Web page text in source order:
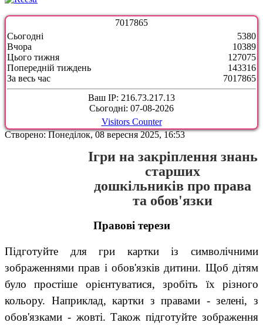
7017865
Сьогодні
Вчора
Цього тижня
Попередній тиждень
За весь час
5380
10389
127075
143316
7017865
Ваш IP: 216.73.217.13
Сьогодні: 07-08-2026
Visitors Counter
Створено: Понеділок, 08 вересня 2025, 16:53
Ігри на закріплення знань
старших
дошкільників про права
та обов'язки
Правові терези
Підготуйте для гри картки із символічними
зображеннями прав і обов'язків дитини. Щоб дітям
було простіше орієнтуватися, зробіть їх різного
кольору. Наприклад, картки з правами - зелені, з
обов'язками - жовті. Також підготуйте зображення